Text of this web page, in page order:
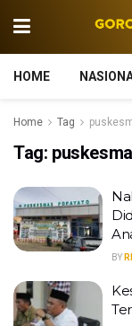
HOME
Home Tag
Tag:
BY